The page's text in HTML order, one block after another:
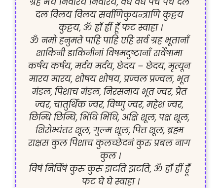
दल विलय विलय सर्वाणिकुयन्त्राणि कुट्टय
कुट्टय, ॐ ह्राँ ह्रीं हूंँ फट स्वाहा ।
ॐ नमो हनुमते पाहि पाहि एहि सर्व ग्रह भूतानाँ
शाकिनी डाकिनीनां विषमदुष्टानाँ सर्वेषामा
कर्षय कर्षय, मर्दय मर्दय, छेदय – छेदय, मृत्यून
मारय मारय, शोषय शोषय, प्रज्वल प्रज्वल, भूत
मंडल, पिशाच मंडल, निरसनाय भूत ज्वर, प्रेत
ज्वर, चातुर्थिक ज्वर, विष्णु ज्वर, महेश ज्वर,
छिन्धि छिन्धि, भिंधि भिंधि, अक्षि शूल, पक्ष शूल,
शिरोभ्यंतर शूल, गुल्म शूल, पित्त शूल, ब्रह्म
राक्षस कुल पिशाच कुलच्छेदनं कुरु प्रबल नाग
कुल ।
विषं निर्विषं कुरु कुरु झटति झटति, ॐ ह्राँ ह्रीं ह्रूंँ
फट घे घे स्वाहा ।